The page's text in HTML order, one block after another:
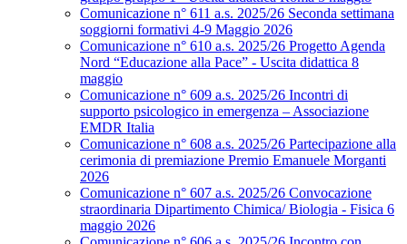
Comunicazione n° 611 a.s. 2025/26 Seconda settimana
soggiorni formativi 4-9 Maggio 2026
Comunicazione n° 610 a.s. 2025/26 Progetto Agenda
Nord “Educazione alla Pace” - Uscita didattica 8
maggio
Comunicazione n° 609 a.s. 2025/26 Incontri di
supporto psicologico in emergenza – Associazione
EMDR Italia
Comunicazione n° 608 a.s. 2025/26 Partecipazione alla
cerimonia di premiazione Premio Emanuele Morganti
2026
Comunicazione n° 607 a.s. 2025/26 Convocazione
straordinaria Dipartimento Chimica/ Biologia - Fisica 6
maggio 2026